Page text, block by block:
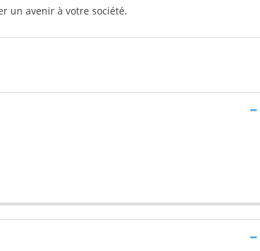
un avenir à votre société.